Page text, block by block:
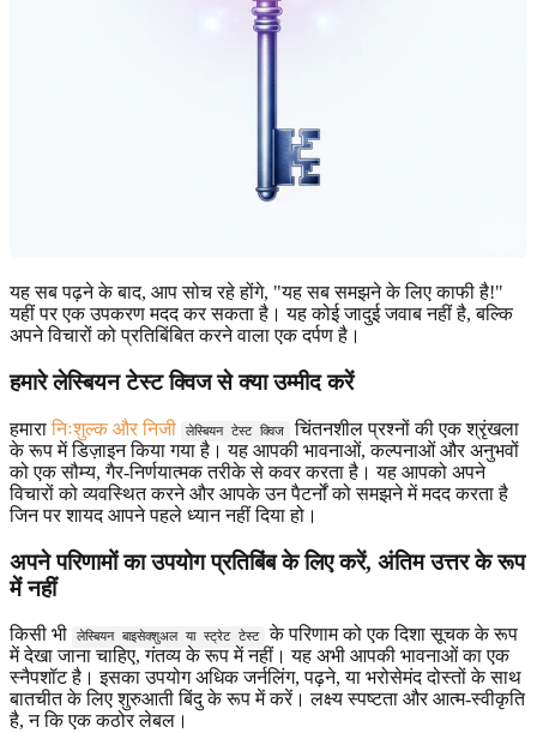
यह सब पढ़ने के बाद, आप सोच रहे होंगे, "यह सब समझने के लिए काफी है!"
यहीं पर एक उपकरण मदद कर सकता है। यह कोई जादुई जवाब नहीं है, बल्कि
अपने विचारों को प्रतिबिंबित करने वाला एक दर्पण है।
हमारे लेस्बियन टेस्ट क्विज से क्या उम्मीद करें
हमारानिःशुल्क और निजी लेस्बियन टेस्ट क्विज
चिंतनशील प्रश्नों की एक श्रृंखला
के रूप में डिज़ाइन किया गया है। यह आपकी भावनाओं, कल्पनाओं और अनुभवों
को एक सौम्य, गैर-निर्णयात्मक तरीके से कवर करता है। यह आपको अपने
विचारों को व्यवस्थित करने और आपके उन पैटर्नों को समझने में मदद करता है
जिन पर शायद आपने पहले ध्यान नहीं दिया हो।
अपने परिणामों का उपयोग प्रतिबिंब के लिए करें, अंतिम उत्तर के रूप
में नहीं
किसी भी लेस्बियन बाइसेक्शुअल या स्ट्रेट टेस्ट के परिणाम को एक दिशा सूचक के रूप
में देखा जाना चाहिए, गंतव्य के रूप में नहीं। यह अभी आपकी भावनाओं का एक
स्नैपशॉट है। इसका उपयोग अधिक जर्नलिंग, पढ़ने, या भरोसेमंद दोस्तों के साथ
बातचीत के लिए शुरुआती बिंदु के रूप में करें। लक्ष्य स्पष्टता और आत्म-स्वीकृति
है, न कि एक कठोर लेबल।